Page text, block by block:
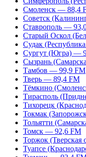
Смоленск — 88,4
Советск
Ставрополь —
Старый Оскол
Судак
Сургут (Югра) —
Сызрань
Тамбов — 99,9 FM
Тверь — 89,4 FM
Тёмкино
Тирасполь
Тихорецк
Токмак
Тольятти
Томск — 92,6 FM
Торжок
Туапсе